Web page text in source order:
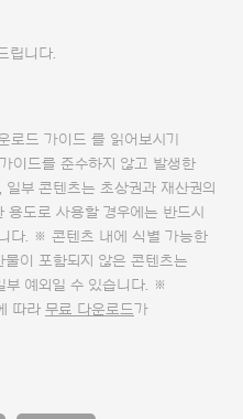
립니다.
로드 가이드 를 읽어보시기
이드를 준수하지 않고 발생한
부 콘텐츠는 초상권과 재산권의
도로 사용할 경우에는 반드시
다. ※ 콘텐츠 내에 식별 가능한
이 포함되지 않은 콘텐츠는
부 예외일 수 있습니다. ※
따라 무료 다운로드가